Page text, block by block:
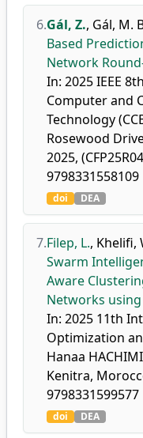
6.Gál, Z., Gál, M.
Based
Network
In: 2025 IEEE
Computer and
Technology
Rosewood
2025,
9798331558109
doi DEA
7.Filep, L., Khelifi,
Swarm
Aware
Networks
In: 2025 11th
Optimization
Hanaa
Kenitra,
9798331599577
doi DEA